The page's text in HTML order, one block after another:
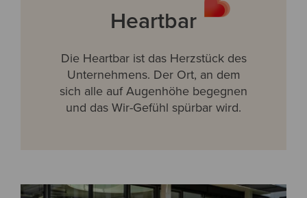
Heartbar
Die Heartbar ist das Herzstück des
Unternehmens. Der Ort, an dem
sich alle auf Augenhöhe begegnen
und das Wir-Gefühl spürbar wird.